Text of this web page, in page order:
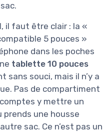
il faut être clair : la «
5 pouces »
dans les poches
tablette 10 pouces
sans souci, mais il n’y a
Pas de compartiment
y mettre un
une housse
sac. Ce n’est pas un